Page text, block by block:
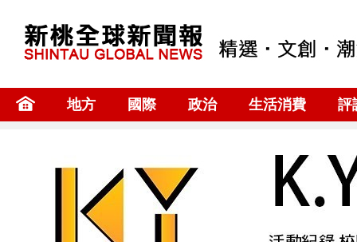
地方 國際 政治 生活消費 評